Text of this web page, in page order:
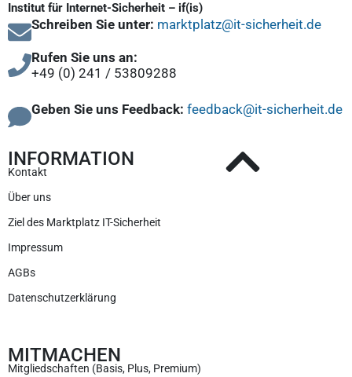
Institut für Internet-Sicherheit – if(is)
Schreiben Sie unter: marktplatz@it-sicherheit.de
Rufen Sie uns an:
+49 (0) 241 / 53809288
Geben Sie uns Feedback: feedback@it-sicherheit.de
INFORMATION
Kontakt
Über uns
Ziel des Marktplatz IT-Sicherheit
Impressum
AGBs
Datenschutzerklärung
MITMACHEN
Mitgliedschaften (Basis, Plus, Premium)